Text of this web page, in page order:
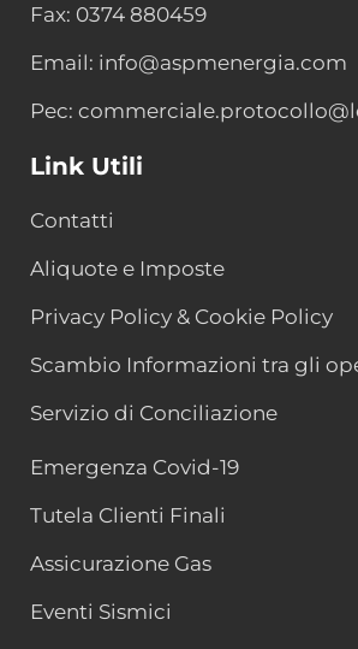
Fax: 0374 880459
Email: info@aspmenergia.com
Pec:
Link Utili
Contatti
Aliquote e Imposte
Privacy Policy & Cookie Policy
Scambio Informazioni tra gli
Servizio di Conciliazione
Emergenza Covid-19
Tutela Clienti Finali
Assicurazione Gas
Eventi Sismici